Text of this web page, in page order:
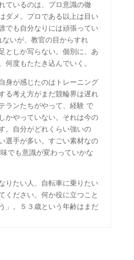
ているのは、プロ意識の徹
ダメ。プロである以上は目い
でも自分なりには頑張ってい
ないが、教官の目からすれ
としか写らない。個別に、あ
何度もたたき込んでいく。
身が感じたのはトレーニング
る考え方がまだ競輪界は遅れ
ランたちがやって、経験 で
かやっていない。それは今の
。自分がどれくらい強いの
選手が多い。すごい素材なの
でも意識が変わっていかな
りたい人、自転車に乗りたい
ください。何か役に立つこと
」。５３歳という年齢はまだ